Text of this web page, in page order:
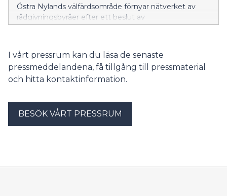
Östra Nylands välfärdsområde förnyar nätverket av
rådgivningsbyråer efter ett beslut av
och med 31.8 kommer invånarna i området att få hjälp
vid Borgå familjecenters rådgivning på Konstfabriken.
I vårt pressrum kan du läsa de senaste
pressmeddelandena, få tillgång till pressmaterial
och hitta kontaktinformation.
BESÖK VÅRT PRESSRUM